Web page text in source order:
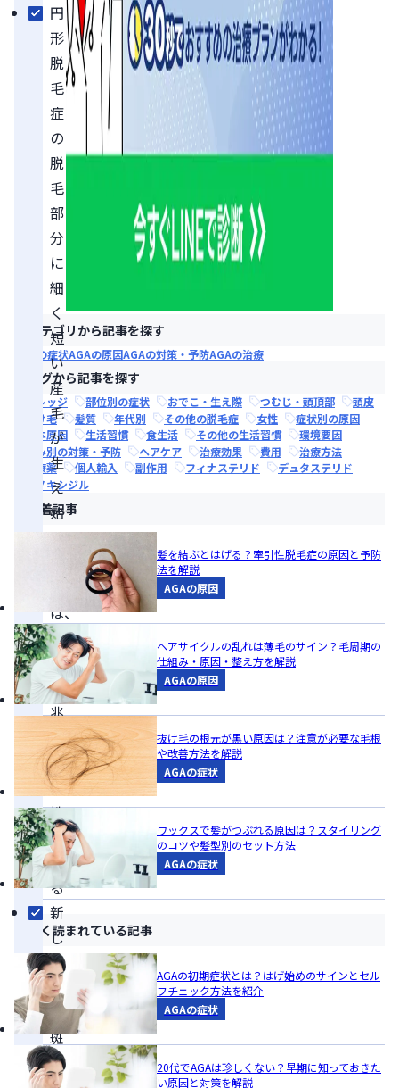
円
形
脱
毛
症
の
脱
毛
部
分
に
細
く
短
い
産
毛
が
生
え
始
め
は、
治
る
前
兆
の
可
能
性
が
あ
る
新
し
い
脱
毛
斑
が
カテゴリから記事を探す
AGAの症状AGAの原因AGAの対策・予防AGAの治療
タグから記事を探す
ナレッジ 部位別の症状 おでこ・生え際 つむじ・頭頂部
頭皮
抜け毛
髪質 年代別 その他の脱毛症 女性
症状別の原因
根本原因
生活習慣 食生活 その他の生活習慣
環境要因
悩み別の対策・予防
ヘアケア 治療効果 費用
治療方法
治療薬
個人輸入 副作用 フィナステリド
デュタステリド
ミノキシジル
新着記事
髪を結ぶとはげる？牽引性脱毛症の原因と予防
法を解説
AGAの原因
ヘアサイクルの乱れは薄毛のサイン？毛周期の
仕組み・原因・整え方を解説
AGAの原因
抜け毛の根元が黒い原因は？注意が必要な毛根
や改善方法を解説
AGAの症状
ワックスで髪がつぶれる原因は？スタイリング
のコツや髪型別のセット方法
AGAの症状
よく読まれている記事
AGAの初期症状とは？はげ始めのサインとセル
フチェック方法を紹介
AGAの症状
20代でAGAは珍しくない？早期に知っておきた
い原因と対策を解説